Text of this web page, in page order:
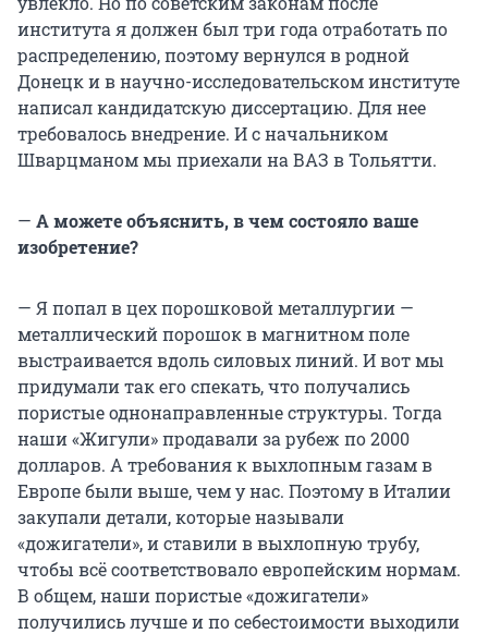
института я должен был три года отработать по
распределению, поэтому вернулся в родной
Донецк и в научно-исследовательском институте
написал кандидатскую диссертацию. Для нее
требовалось внедрение. И с начальником
Шварцманом мы приехали на ВАЗ в Тольятти.
— А можете объяснить, в чем состояло ваше
изобретение?
— Я попал в цех порошковой металлургии —
металлический порошок в магнитном поле
выстраивается вдоль силовых линий. И вот мы
придумали так его спекать, что получались
пористые однонаправленные структуры. Тогда
наши «Жигули» продавали за рубеж по 2000
долларов. А требования к выхлопным газам в
Европе были выше, чем у нас. Поэтому в Италии
закупали детали, которые называли
«дожигатели», и ставили в выхлопную трубу,
чтобы всё соответствовало европейским нормам.
В общем, наши пористые «дожигатели»
получились лучше и по себестоимости выходили